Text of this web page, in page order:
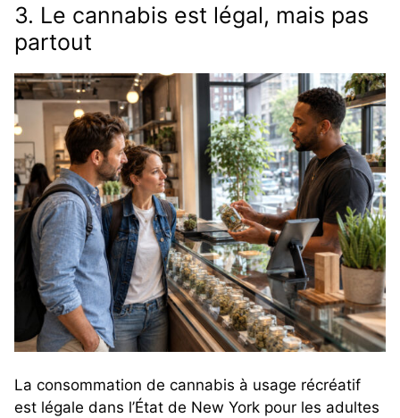
3. Le cannabis est légal, mais pas
partout
La consommation de cannabis à usage récréatif
est légale dans l’État de New York pour les adultes